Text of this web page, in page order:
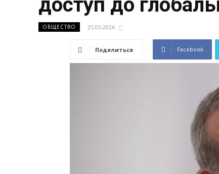
доступ до
ОБЩЕСТВО 25.05.2026
Поделиться Facebook